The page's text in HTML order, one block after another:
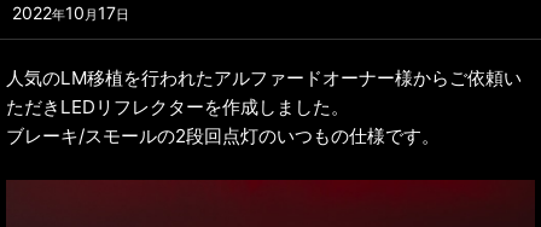
2022年10 月17日
人気のLM移植を行われたアルファードオーナー様からご依頼い
ただきLEDリフレクターを作成しました。
ブレーキ/スモールの2段回点灯のいつもの仕様です。